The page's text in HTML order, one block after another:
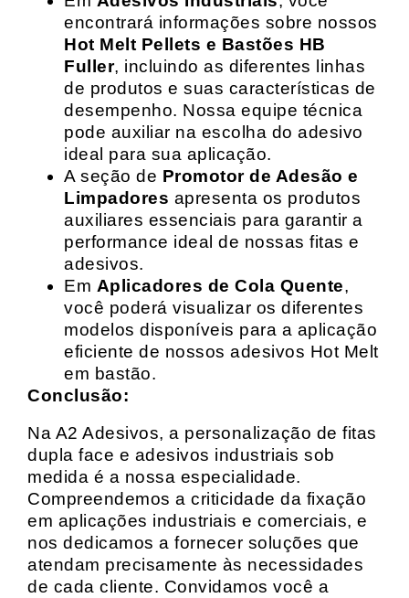
encontrará informações sobre nossos
Hot Melt Pellets e Bastões HB
Fuller, incluindo as diferentes linhas
de produtos e suas características de
desempenho. Nossa equipe técnica
pode auxiliar na escolha do adesivo
ideal para sua aplicação.
A seção de Promotor de Adesão e
Limpadores apresenta os produtos
auxiliares essenciais para garantir a
performance ideal de nossas fitas e
adesivos.
Em Aplicadores de Cola Quente,
você poderá visualizar os diferentes
modelos disponíveis para a aplicação
eficiente de nossos adesivos Hot Melt
em bastão.
Conclusão:
Na A2 Adesivos, a personalização de fitas
dupla face e adesivos industriais sob
medida é a nossa especialidade.
Compreendemos a criticidade da fixação
em aplicações industriais e comerciais, e
nos dedicamos a fornecer soluções que
atendam precisamente às necessidades
de cada cliente. Convidamos você a